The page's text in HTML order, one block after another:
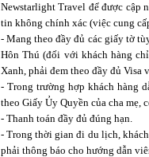
Newstarlight Travel để được cập
tin không chính xác (việc cung
- Mang theo đầy đủ các giấy tờ
Hôn Thú (đối với khách hàng
Xanh, phải đem theo đầy đủ Visa
- Trong trường hợp khách hàng
theo Giấy Ủy Quyền của cha mẹ,
- Thanh toán đầy đủ đúng hạn.
- Trong thời gian đi du lịch,
phải thông báo cho hướng dẫn